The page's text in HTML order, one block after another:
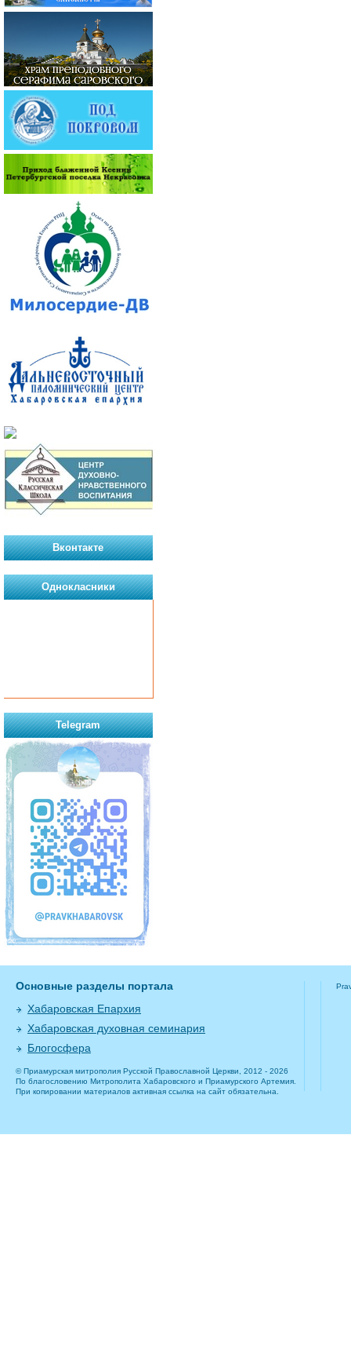
Вконтакте
Однокласники
Telegram
Основные разделы портала
Хабаровская Епархия
Хабаровская духовная семинария
Блогосфера
© Приамурская митрополия Русской Православной Церкви, 2012 - 2026
По благословению Митрополита Хабаровского и Приамурского Артемия.
При копировании материалов активная ссылка на сайт обязательна.